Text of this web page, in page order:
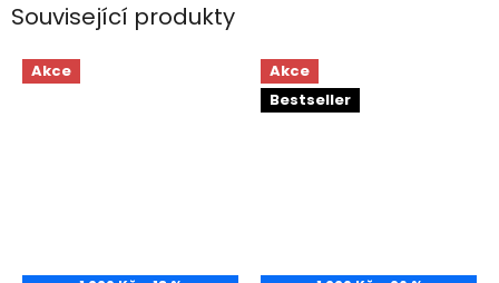
Související produkty
Akce
Akce
Bestseller